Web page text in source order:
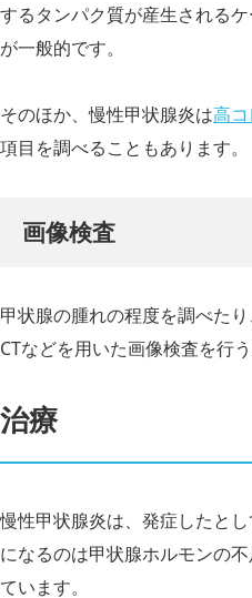
するタンパク質が産生される
が一般的です。
そのほか、慢性甲状腺炎は高
項目を調べることもあります。
画像検査
甲状腺の腫れの程度を調べた
CTなどを用いた画像検査を行
治療
慢性甲状腺炎は、発症したと
になるのは甲状腺ホルモンの
ています。